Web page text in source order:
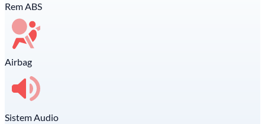
Rem ABS
Airbag
Sistem Audio